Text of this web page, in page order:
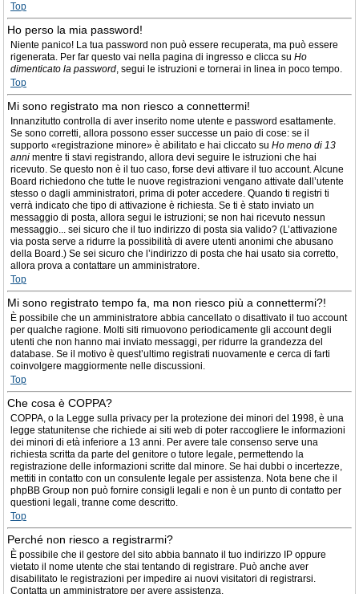
Top
Ho perso la mia password!
Niente panico! La tua password non può essere recuperata, ma può essere
rigenerata. Per far questo vai nella pagina di ingresso e clicca su Ho
dimenticato la password, segui le istruzioni e tornerai in linea in poco tempo.
Top
Mi sono registrato ma non riesco a connettermi!
Innanzitutto controlla di aver inserito nome utente e password esattamente.
Se sono corretti, allora possono esser successe un paio di cose: se il
supporto «registrazione minore» è abilitato e hai cliccato su Ho meno di 13
anni mentre ti stavi registrando, allora devi seguire le istruzioni che hai
ricevuto. Se questo non è il tuo caso, forse devi attivare il tuo account. Alcune
Board richiedono che tutte le nuove registrazioni vengano attivate dall’utente
stesso o dagli amministratori, prima di poter accedere. Quando ti registri ti
verrà indicato che tipo di attivazione è richiesta. Se ti è stato inviato un
messaggio di posta, allora segui le istruzioni; se non hai ricevuto nessun
messaggio... sei sicuro che il tuo indirizzo di posta sia valido? (L’attivazione
via posta serve a ridurre la possibilità di avere utenti anonimi che abusano
della Board.) Se sei sicuro che l’indirizzo di posta che hai usato sia corretto,
allora prova a contattare un amministratore.
Top
Mi sono registrato tempo fa, ma non riesco più a connettermi?!
È possibile che un amministratore abbia cancellato o disattivato il tuo account
per qualche ragione. Molti siti rimuovono periodicamente gli account degli
utenti che non hanno mai inviato messaggi, per ridurre la grandezza del
database. Se il motivo è quest’ultimo registrati nuovamente e cerca di farti
coinvolgere maggiormente nelle discussioni.
Top
Che cosa è COPPA?
COPPA, o la Legge sulla privacy per la protezione dei minori del 1998, è una
legge statunitense che richiede ai siti web di poter raccogliere le informazioni
dei minori di età inferiore a 13 anni. Per avere tale consenso serve una
richiesta scritta da parte del genitore o tutore legale, permettendo la
registrazione delle informazioni scritte dal minore. Se hai dubbi o incertezze,
mettiti in contatto con un consulente legale per assistenza. Nota bene che il
phpBB Group non può fornire consigli legali e non è un punto di contatto per
questioni legali, tranne come descritto.
Top
Perché non riesco a registrarmi?
È possibile che il gestore del sito abbia bannato il tuo indirizzo IP oppure
vietato il nome utente che stai tentando di registrare. Può anche aver
disabilitato le registrazioni per impedire ai nuovi visitatori di registrarsi.
Contatta un amministratore per avere assistenza.